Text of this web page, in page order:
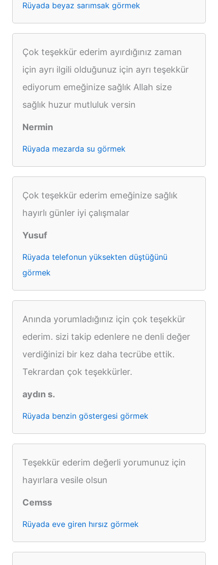
Rüyada beyaz sarımsak görmek
Çok teşekkür ederim ayırdığınız zaman
için ayrı ilgili olduğunuz için ayrı teşekkür
ediyorum emeğinize sağlık Allah size
sağlık huzur mutluluk versin
Nermin
Rüyada mezarda su görmek
Çok teşekkür ederim emeğinize sağlık
hayırlı günler iyi çalışmalar
Yusuf
Rüyada telefonun yüksekten düştüğünü
görmek
Anında yorumladığınız için çok teşekkür
ederim. sizi takip edenlere ne denli değer
verdiğinizi bir kez daha tecrübe ettik.
Tekrardan çok teşekkürler.
aydın s.
Rüyada benzin göstergesi görmek
Teşekkür ederim değerli yorumunuz için
hayırlara vesile olsun
Cemss
Rüyada eve giren hırsız görmek